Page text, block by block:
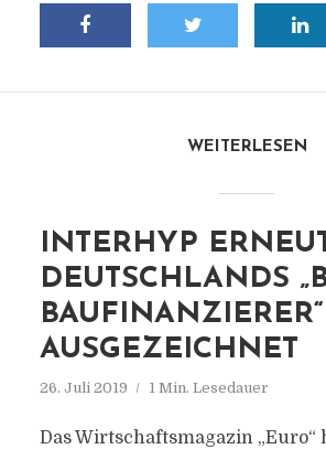
WEITERLESEN
INTERHYP
DEUTSCHLANDS
BAUFINANZIERER“
AUSGEZEICHNET
26. Juli 2019 1 Min. Lesedauer
Das Wirtschaftsmagazin „Euro“